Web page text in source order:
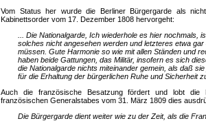
Vom Status her wurde die Berliner Bürgergarde als
Kabinettsorder vom 17. Dezember 1808 hervorgeht:
... Die Nationalgarde, Ich wiederhole es hier nochmals,
solches nicht angesehen werden und letzteres etwa
müssen. Gute Harmonie so wie mit allen Ständen und
haben beide Gattungen, das Militär, insofern es sich
die Nationalgarde nichts miteinander gemein, als daß
für die Erhaltung der bürgerlichen Ruhe und Sicherheit
Auch die französische Besatzung fördert und lobt
französischen Generalstabes vom 31. März 1809 dies
Die Bürgergarde dient weiter wie zu der Zeit, als die